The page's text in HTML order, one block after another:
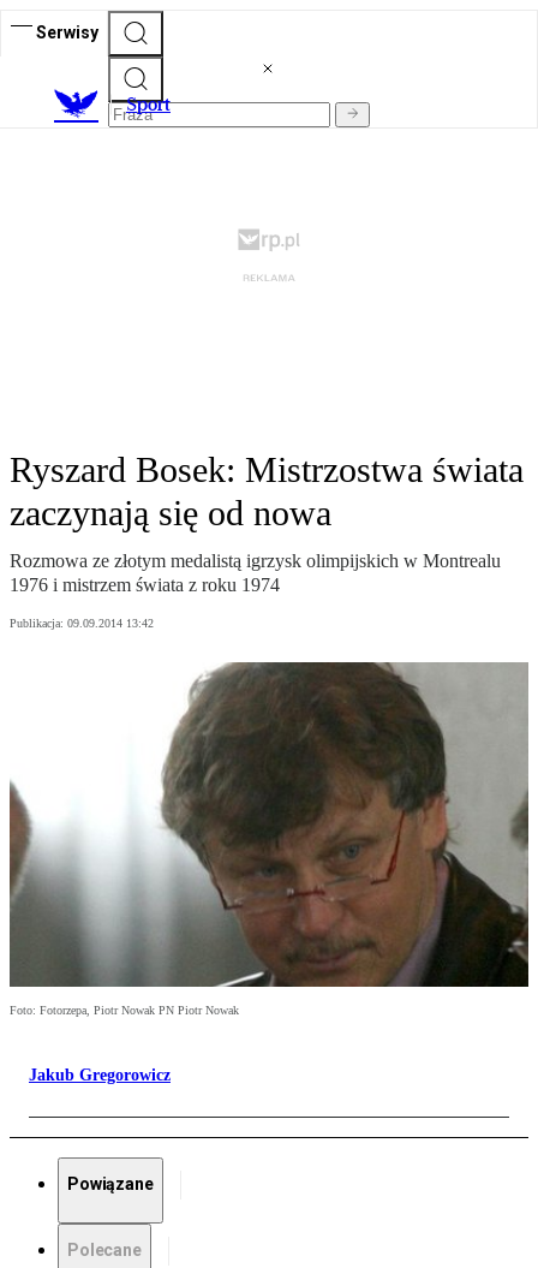
Serwisy
Sport
Ryszard Bosek: Mistrzostwa świata
zaczynają się od nowa
Rozmowa ze złotym medalistą igrzysk olimpijskich w Montrealu
1976 i mistrzem świata z roku 1974
Publikacja: 09.09.2014 13:42
Foto: Fotorzepa, Piotr Nowak PN Piotr Nowak
Jakub Gregorowicz
Powiązane
Polecane